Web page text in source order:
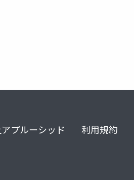
プルーシッド 利用規約